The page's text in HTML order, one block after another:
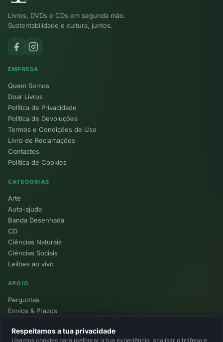
Livros, DVDs e CDs em segunda mão.
Sustentabilidade e cultura, juntos.
EMPRESA
Quem Somos
Doar Livros
Política de Privacidade
Política de Devoluções
Termos e Condições de Uso
Livro de Reclamações
Contactos
Política de Cookies
CATEGORIAS
Arte
Auto-ajuda
Banda Desenhada
CD
Ciências Naturais
Ciências Sociais
Leilões ao vivo
APOIO
Perguntas
Envios & Prazos
Devoluções
Respeitamos a tua privacidade
Usamos cookies para melhorar a tua experiência, analisar o tráfego e